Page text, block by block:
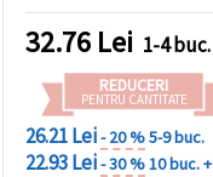
32.76 Lei 1-4 buc.
REDUCERI
PENTRU CANTITATE
26.21 Lei- 20 %5-9 buc.
22.93 Lei- 30 %10 buc. +